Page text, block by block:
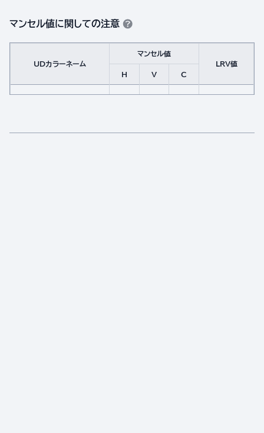
マンセル値に関しての注意
UDカラーネーム
マンセル値
LRV値
H
V C